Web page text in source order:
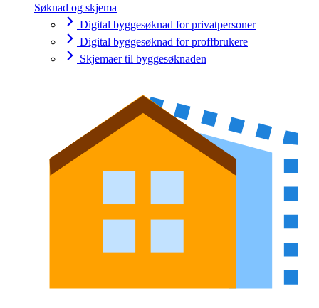
Søknad og skjema
Digital byggesøknad for privatpersoner
Digital byggesøknad for proffbrukere
Skjemaer til byggesøknaden